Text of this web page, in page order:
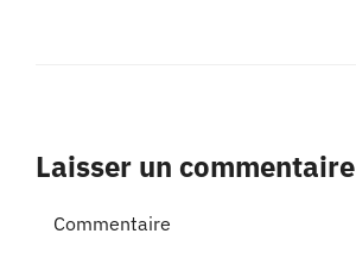
Laisser un commentaire
Commentaire